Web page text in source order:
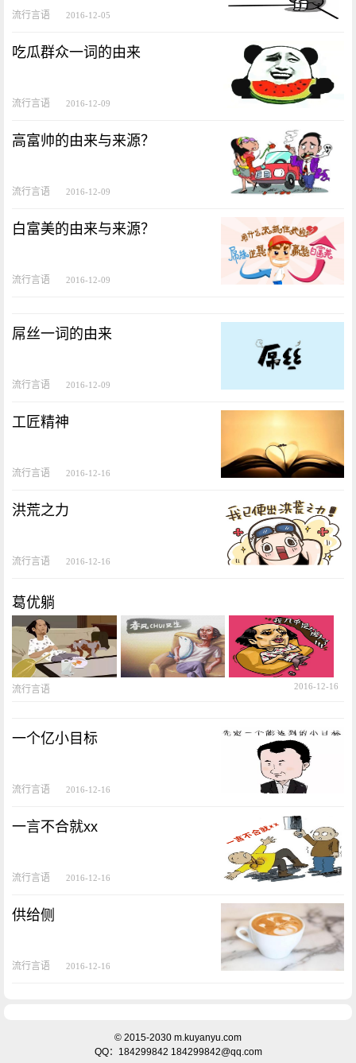
流行言语 2016-12-05
吃瓜群众一词的由来
流行言语 2016-12-09
高富帅的由来与来源？
流行言语 2016-12-09
白富美的由来与来源？
流行言语 2016-12-09
屌丝一词的由来
流行言语 2016-12-09
工匠精神
流行言语 2016-12-16
洪荒之力
流行言语 2016-12-16
葛优躺
流行言语 2016-12-16
一个亿小目标
流行言语 2016-12-16
一言不合就xx
流行言语 2016-12-16
供给侧
流行言语 2016-12-16
© 2015-2030 m.kuyanyu.com
QQ：184299842 184299842@qq.com